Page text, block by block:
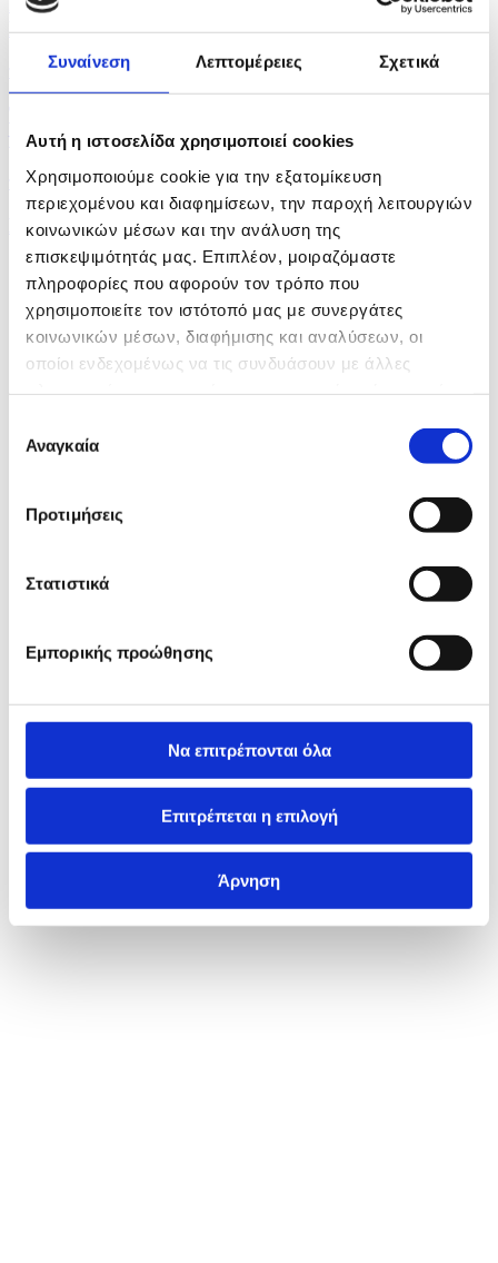
Συναίνεση Λεπτομέρειες Σχετικά
Αυτή η ιστοσελίδα χρησιμοποιεί cookies
Χρησιμοποιούμε cookie για την εξατομίκευση
περιεχομένου και διαφημίσεων, την παροχή λειτουργιών
κοινωνικών μέσων και την ανάλυση της
επισκεψιμότητάς μας. Επιπλέον, μοιραζόμαστε
πληροφορίες που αφορούν τον τρόπο που
χρησιμοποιείτε τον ιστότοπό μας με συνεργάτες
κοινωνικών μέσων, διαφήμισης και αναλύσεων, οι
οποίοι ενδεχομένως να τις συνδυάσουν με άλλες
των υπηρεσιών τους.
συγκατάθεσης
Αναγκαία
Προτιμήσεις
Στατιστικά
Εμπορικής προώθησης
Να επιτρέπονται όλα
Επιτρέπεται η επιλογή
Άρνηση
Κορασίδων...
πριν 23 λεπτά
γίνεται...
πριν 43 λεπτά
Εννέα συλλήψεις και εκατοντάδες καταγγελίες για...